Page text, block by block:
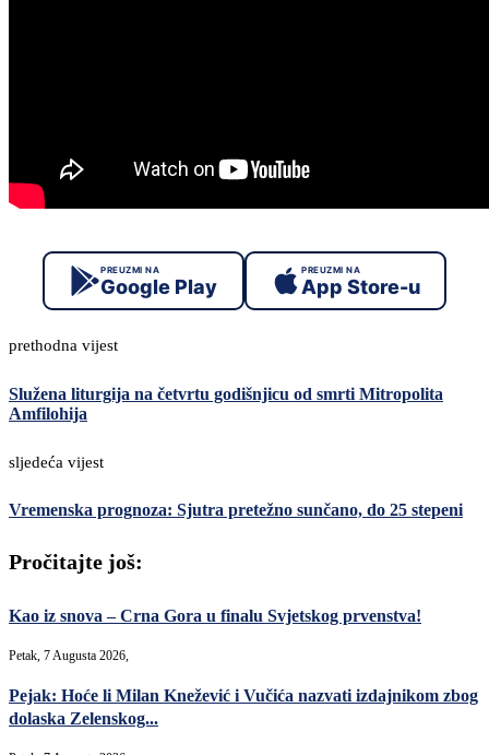
PREUZMI NA
Google Play
PREUZMI NA
App Store-u
prethodna vijest
Služena liturgija na četvrtu godišnjicu od smrti Mitropolita
Amfilohija
sljedeća vijest
Vremenska prognoza: Sjutra pretežno sunčano, do 25 stepeni
Pročitajte još:
Kao iz snova – Crna Gora u finalu Svjetskog prvenstva!
Petak, 7 Augusta 2026,
Pejak: Hoće li Milan Knežević i Vučića nazvati izdajnikom zbog
dolaska Zelenskog...